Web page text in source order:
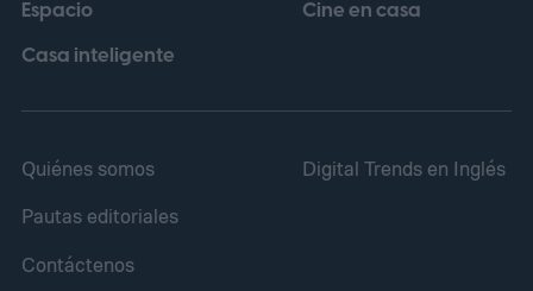
comercialmente a partir del 18 de febrero
de 2027.
Espacio
Casa inteligente
Cine en casa
Quiénes somos
Pautas editoriales
Contáctenos
Digital Trends en Inglés